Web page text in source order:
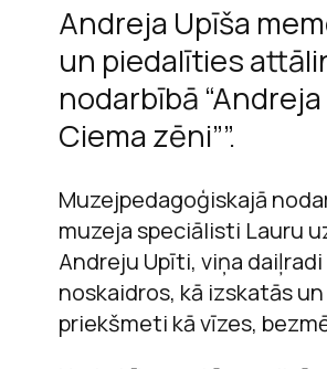
Andreja Upīša
un piedalīties
nodarbībā
Ciema zēni””.
Muzejpedagoģiskajā
muzeja speciālisti Lauru
Andreju Upīti, viņa
noskaidros, kā izskatās
priekšmeti kā vīzes,